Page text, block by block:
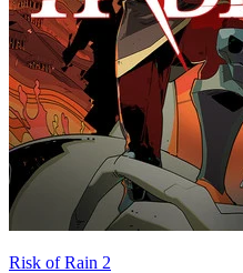
Risk of Rain 2